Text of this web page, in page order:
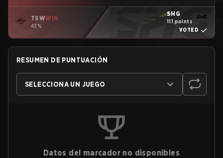
TSWWIN
43%
SHG
111 points
VOTED
RESUMEN DE PUNTUACIÓN
SELECCIONA UN JUEGO
Datos del marcador no disponibles